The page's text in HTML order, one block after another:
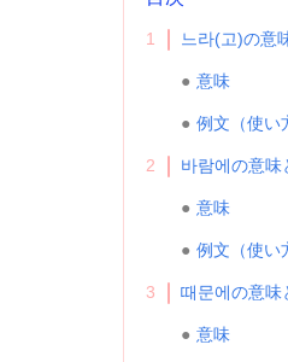
1 느라(고)の意
意味
例文（使い
2 바람에の意味
意味
例文（使い
3 때문에の意味
意味